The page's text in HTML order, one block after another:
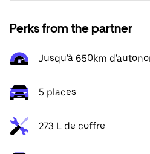
Perks from the partner
Jusqu'à 650km
5 places
273 L de coffre